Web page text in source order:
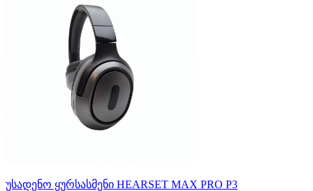
უსადენო ყურსასმენი HEARSET MAX PRO P3